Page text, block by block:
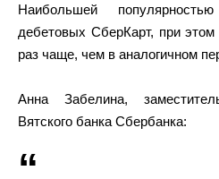
Наибольшей
дебетовых СберКарт, при
раз чаще, чем в аналогичном
Анна Забелина,
Вятского банка Сбербанка: